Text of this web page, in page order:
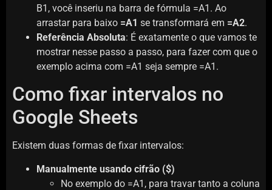
B1, você inseriu na barra de fórmula =A1. Ao
arrastar para baixo =A1 se transformará em =A2.
Referência Absoluta: É exatamente o que vamos te
mostrar nesse passo a passo, para fazer com que o
exemplo acima com =A1 seja sempre =A1.
Como fixar intervalos no
Google Sheets
Existem duas formas de fixar intervalos:
Manualmente usando cifrão ($)
No exemplo do =A1, para travar tanto a coluna